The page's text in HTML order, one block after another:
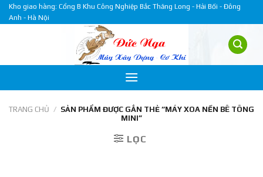
Skip
to
Kho giao hàng: Cổng B Khu Công Nghiệp Bắc Thăng Long - Hải Bối - Đông
Anh - Hà Nội
TRANG CHỦ / SẢN PHẨM ĐƯỢC GẮN THẺ “MÁY XOA NỀN BÊ TÔNG
MINI”
LỌC